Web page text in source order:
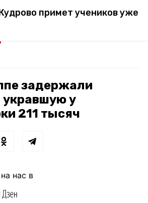
примет учеников уже
задержали
у
211 тысяч
нас в